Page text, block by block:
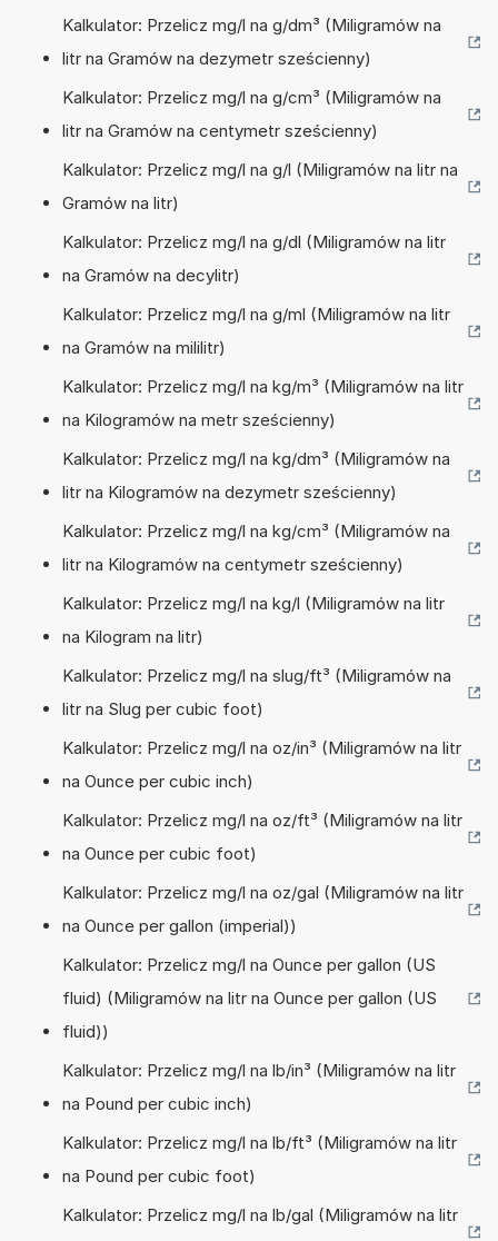
Kalkulator: Przelicz mg/l na g/dm³ (Miligramów na
litr na Gramów na dezymetr sześcienny)
Kalkulator: Przelicz mg/l na g/cm³ (Miligramów na
litr na Gramów na centymetr sześcienny)
Kalkulator: Przelicz mg/l na g/l (Miligramów na litr na
Gramów na litr)
Kalkulator: Przelicz mg/l na g/dl (Miligramów na litr
na Gramów na decylitr)
Kalkulator: Przelicz mg/l na g/ml (Miligramów na litr
na Gramów na mililitr)
Kalkulator: Przelicz mg/l na kg/m³ (Miligramów na litr
na Kilogramów na metr sześcienny)
Kalkulator: Przelicz mg/l na kg/dm³ (Miligramów na
litr na Kilogramów na dezymetr sześcienny)
Kalkulator: Przelicz mg/l na kg/cm³ (Miligramów na
litr na Kilogramów na centymetr sześcienny)
Kalkulator: Przelicz mg/l na kg/l (Miligramów na litr
na Kilogram na litr)
Kalkulator: Przelicz mg/l na slug/ft³ (Miligramów na
litr na Slug per cubic foot)
Kalkulator: Przelicz mg/l na oz/in³ (Miligramów na litr
na Ounce per cubic inch)
Kalkulator: Przelicz mg/l na oz/ft³ (Miligramów na litr
na Ounce per cubic foot)
Kalkulator: Przelicz mg/l na oz/gal (Miligramów na litr
na Ounce per gallon (imperial))
Kalkulator: Przelicz mg/l na Ounce per gallon (US
fluid) (Miligramów na litr na Ounce per gallon (US
fluid))
Kalkulator: Przelicz mg/l na lb/in³ (Miligramów na litr
na Pound per cubic inch)
Kalkulator: Przelicz mg/l na lb/ft³ (Miligramów na litr
na Pound per cubic foot)
Kalkulator: Przelicz mg/l na lb/gal (Miligramów na litr